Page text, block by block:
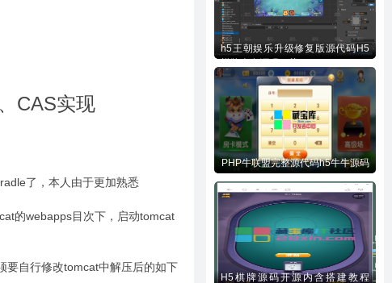
CAS实现
了，本人由于更加熟悉
的webapps目次下，启动tomcat
要自行修改tomcat中解压后的如下
h5王朝娱乐升级修复版源代码H5
PHP牛联盟完整源代码h5牛牛源码
H5棋牌源码开源内含搭建教程